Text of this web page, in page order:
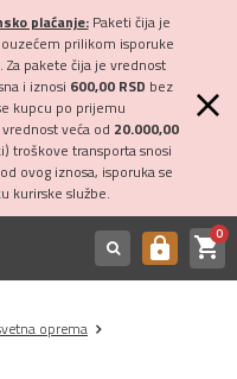
plaćanje:Paketi čija je
prilikom isporuke
pakete čija je vrednost
i iznosi 600,00 RSD bez
kupcu po prijemu
veća od 20.000,00
troškove transporta snosi
ovog iznosa, isporuka se
kurirske službe.
https shopping_cart0
oprema